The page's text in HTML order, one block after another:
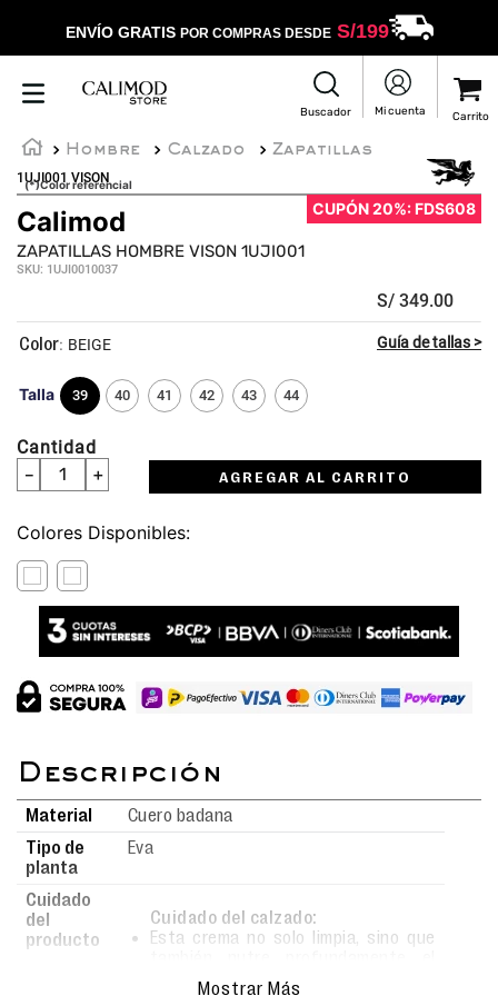
ENVÍO GRATIS POR COMPRAS DESDES/199
Hombre Calzado
Zapatillas
1UJI001 VISON
(*)Color referencial
CUPÓN 20%: FDS608
Calimod
ZAPATILLAS HOMBRE VISON 1UJI001
SKU: 1UJI0010037
S/ 349.00
Talla 39 40 41 42 43 44
: BEIGE
Cantidad
＋
－ AGREGAR AL CARRITO
Colores
Material
Cuero badana
Tipo de
planta
Eva
Cuidado
del
producto
Cuidado del calzado:
Esta crema no solo limpia, sino que
material.
Mostrar Más